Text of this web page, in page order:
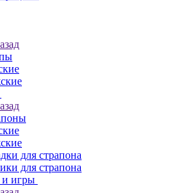
для страпона
для страпона
игры